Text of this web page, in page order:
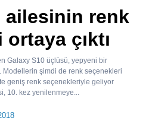
ailesinin renk
çıktı
Galaxy S10 üçlüsü, yepyeni bir
Modellerin şimdi de renk seçenekleri
geniş renk seçenekleriyle geliyor
10. kez yenilenmeye...